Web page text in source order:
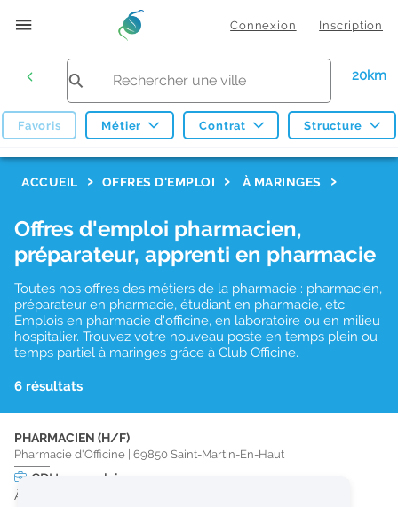
Connexion Inscription
20km
Favoris Métier Contrat Structure
ACCUEIL OFFRES D'EMPLOI À MARINGES
Offres d'emploi pharmacien,
préparateur, apprenti en pharmacie
Toutes nos offres des métiers de la pharmacie : pharmacien,
préparateur en pharmacie, étudiant en pharmacie, etc.
Emplois en pharmacie d'officine, en laboratoire ou en milieu
hospitalier. Trouvez votre nouveau poste en temps plein ou
temps partiel à maringes grâce à Club Officine.
6 résultats
PHARMACIEN (H/F)
Pharmacie d'Officine 69850 Saint-Martin-En-Haut
CDI temps plein
À partir du 13/09/26